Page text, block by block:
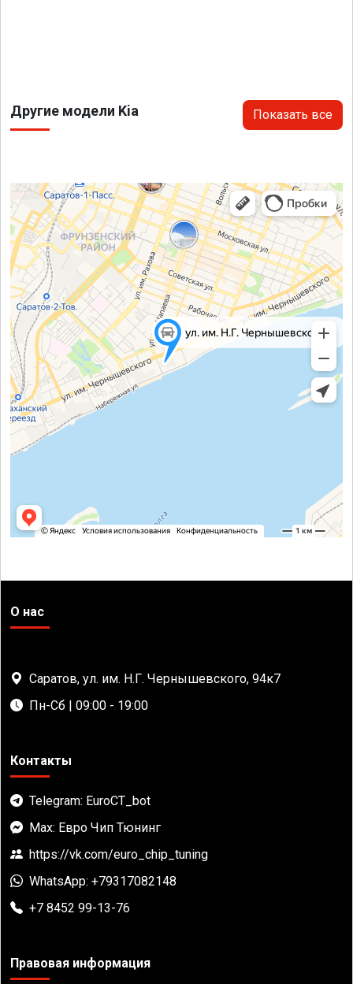
Другие модели Kia Показать все
О нас
Саратов, ул. им. Н.Г. Чернышевского, 94к7
Пн-Сб | 09:00 - 19:00
Контакты
Telegram: EuroCT_bot
Max: Евро Чип Тюнинг
https://vk.com/euro_chip_tuning
WhatsApp: +79317082148
+7 8452 99-13-76
Правовая информация